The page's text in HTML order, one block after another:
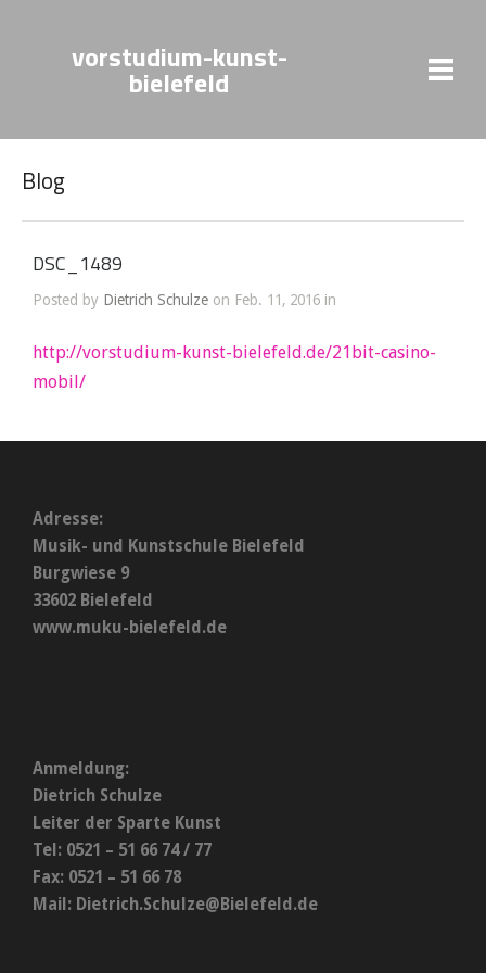
vorstudium-kunst-
bielefeld
Blog
DSC_1489
Posted by Dietrich Schulze on Feb. 11, 2016 in
http://vorstudium-kunst-bielefeld.de/21bit-casino-
mobil/
Adresse:
Musik- und Kunstschule Bielefeld
Burgwiese 9
33602 Bielefeld
www.muku-bielefeld.de
Anmeldung:
Dietrich Schulze
Leiter der Sparte Kunst
Tel: 0521 – 51 66 74 / 77
Fax: 0521 – 51 66 78
Mail: Dietrich.Schulze@Bielefeld.de